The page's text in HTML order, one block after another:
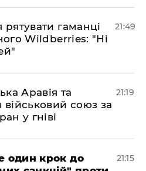
гаманці
Wildberries: "Ні
21:49
Аравія та
союз за
у гніві
21:19
один крок до
21:15